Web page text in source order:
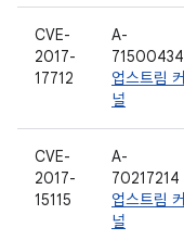
CVE-
2017-
17712
A-
71500434
업스트림 커
널
CVE-
2017-
15115
A-
70217214
업스트림 커
널